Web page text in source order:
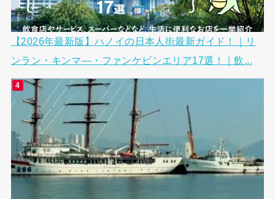
【2026年最新版】ハノイの日本人街最新ガイド！｜リ
ンラン・キンマ―・ファンケビンエリア17選！｜飲...